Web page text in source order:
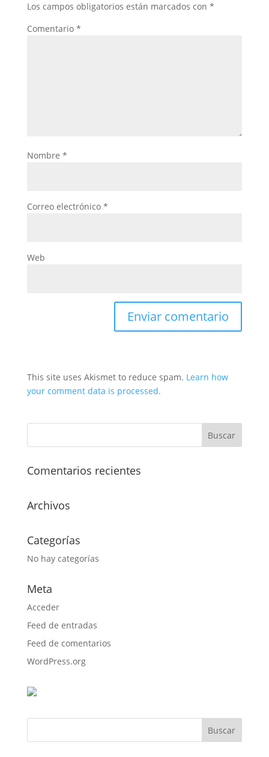
Los campos obligatorios están marcados con *
Comentario *
Nombre *
Correo electrónico *
Web
This site uses Akismet to reduce spam. Learn how
your comment data is processed.
Comentarios recientes
Archivos
Categorías
No hay categorías
Meta
Acceder
Feed de entradas
Feed de comentarios
WordPress.org